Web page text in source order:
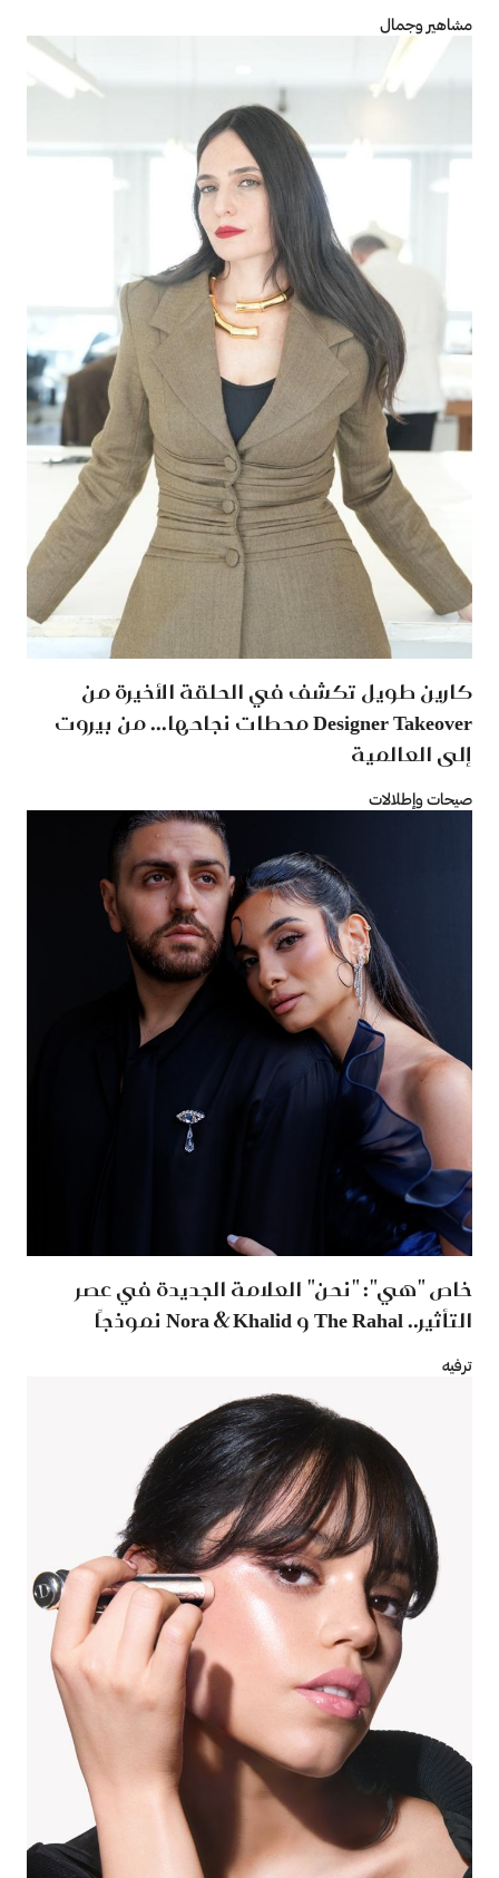
مشاهير وجمال
كارين طويل تكشف في الحلقة الأخيرة من
‏Designer ‎Takeover‏ محطات نجاحها... من بيروت
إلى ‏العالمية
صيحات وإطلالات
خاص "هي": "نحن" العلامة الجديدة في عصر
التأثير.. The Rahal و Nora & Khalid نموذجًا
ترفيه